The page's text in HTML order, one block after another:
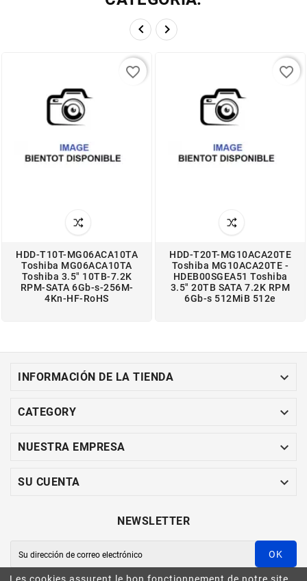
 
HDD-T10T-MG06ACA10TA
Toshiba MG06ACA10TA
Toshiba 3.5" 10TB-7.2K
RPM-SATA 6Gb-s-256M-
4Kn-HF-RoHS
favorite_border
HDD-T20T-MG10ACA20TE
Toshiba MG10ACA20TE -
HDEB00SGEA51 Toshiba
3.5" 20TB SATA 7.2K RPM
6Gb-s 512MiB 512e
favorite_border
INFORMACIÓN DE LA TIENDA 
CATEGORY 
NUESTRA EMPRESA 
SU CUENTA 
NEWSLETTER
OK